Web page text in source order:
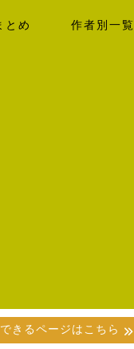
とめ 作者別一覧
きるページはこちら